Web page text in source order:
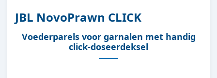
JBL NovoPrawn CLICK
Voederparels voor garnalen met handig
click-doseerdeksel